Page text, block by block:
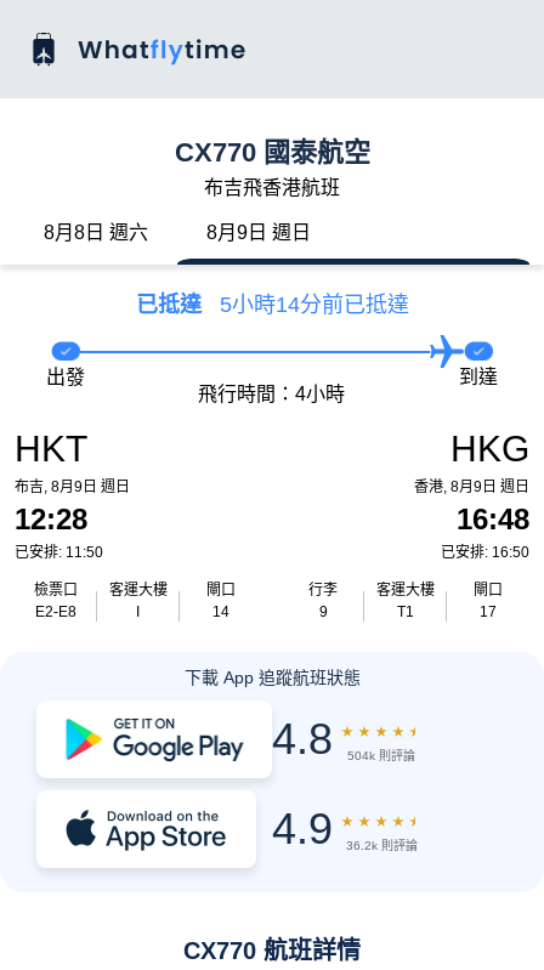
CX770 國泰航空
布吉飛香港航班
8月8日 週六 8月9日 週日
已抵達 5小時14分前已抵達
HKT
布吉, 8月9日 週日
12:28
已安排: 11:50
檢票口
E2-E8
客運大樓
閘口
14
出發
飛行時間：4小時
到達
HKG
香港, 8月9日 週日
16:48
已安排: 16:50
行李
9
客運大樓
T1
閘口
17
下載 App 追蹤航班狀態
4.8 ★ ★ ★ ★ ★
504k 則評論
4.9 ★ ★ ★ ★ ★
36.2k 則評論
CX770 航班詳情